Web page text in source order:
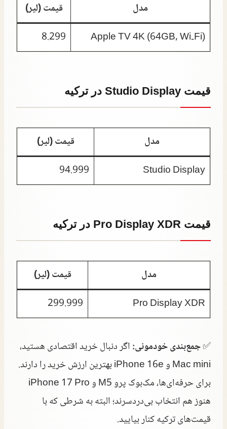
مدل
قیمت (لیر)
Apple TV 4K (64GB, Wi‑Fi)
8.299
قیمت Studio Display در ترکیه
مدل
قیمت (لیر)
Studio Display
94.999
قیمت Pro Display XDR در ترکیه
مدل
قیمت (لیر)
Pro Display XDR
299.999
✅جمع‌بندی خودمونی:اگر دنبال خرید اقتصادی هستید،
Mac mini و iPhone 16e بهترین ارزش خرید را دارند.
برای حرفه‌ای‌ها، مک‌بوک پرو M5 و iPhone 17 Pro
هنوز هم انتخاب بی‌دردسرند؛ البته به شرطی که با
قیمت‌های ترکیه کنار بیایید.